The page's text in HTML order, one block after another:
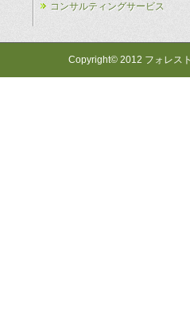
コンサルティングサービス
Copyright© 2012 フォレス